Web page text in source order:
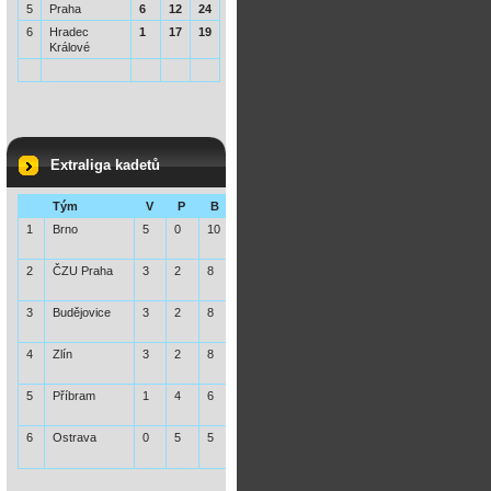
5 Praha 6 12
24
6
Hradec
Králové
1 17 19
Extraliga kadetů
Tým V P
B
1
Brno 5 0 10
2 ČZU Praha 3 2 8
3 Budějovice 3 2 8
4 Zlín 3 2 8
5 Příbram 1 4 6
6 Ostrava 0 5 5